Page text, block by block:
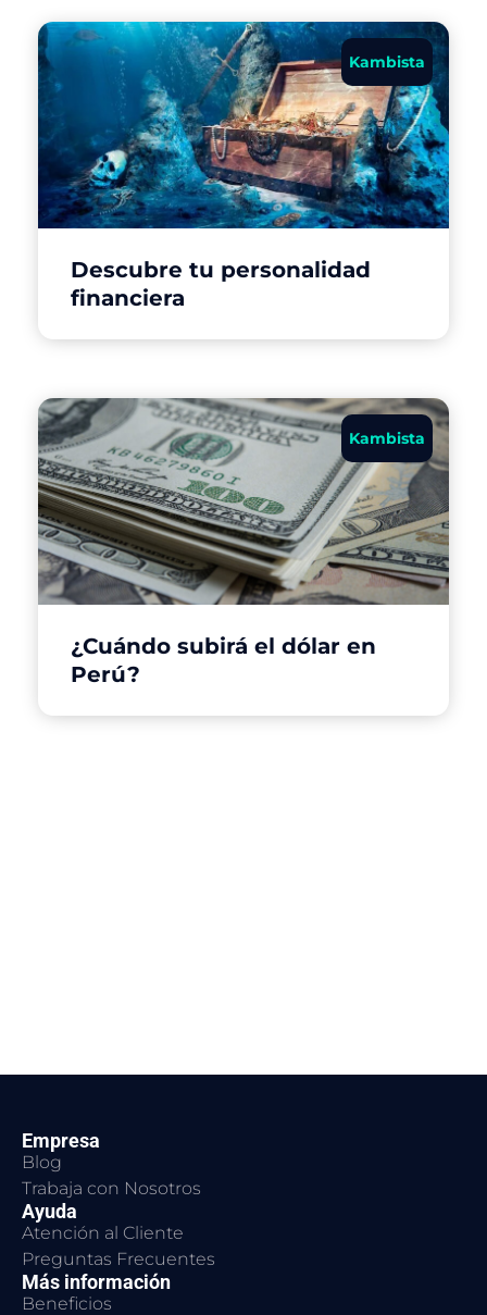
Kambista
Descubre tu personalidad
financiera
Kambista
¿Cuándo subirá el dólar en
Perú?
Empresa
Blog
Trabaja con Nosotros
Ayuda
Atención al Cliente
Preguntas Frecuentes
Más información
Beneficios